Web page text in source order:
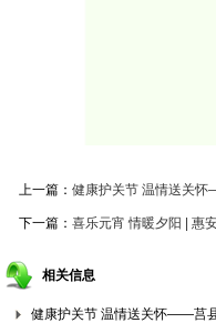
上一篇： 健康护关节 温情送关
下一篇： 喜乐元宵 情暖夕阳 | 惠
相关信息
健康护关节 温情送关怀——莒